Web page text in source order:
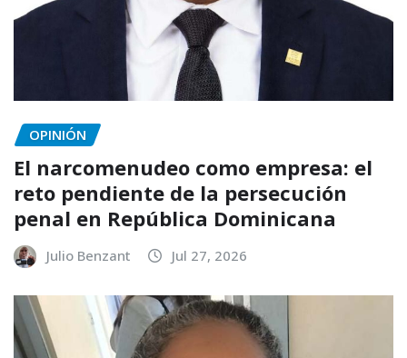
OPINIÓN
El narcomenudeo como empresa: el
reto pendiente de la persecución
penal en República Dominicana
Julio Benzant Jul 27, 2026